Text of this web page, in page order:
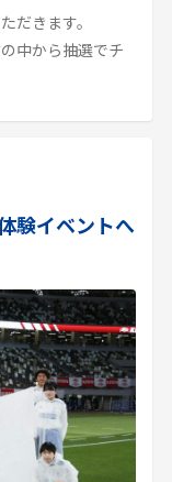
だきます。
中から抽選でチ
験イベントへ